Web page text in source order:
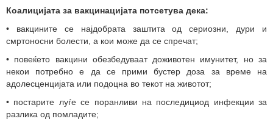
Коалицијата за вакцинацијата потсетува дека:
• вакцините се најдобрата заштита од сериозни, дури и
смртоносни болести, a кои може да се спречат;
• повеќето вакцини обезбедуваат доживотен имунитет, но за
некои потребно е да се прими бустер доза за време на
адолесценцијата или подоцна во текот на животот;
• постарите луѓе се поранливи на последициод инфекции за
разлика од помладите;